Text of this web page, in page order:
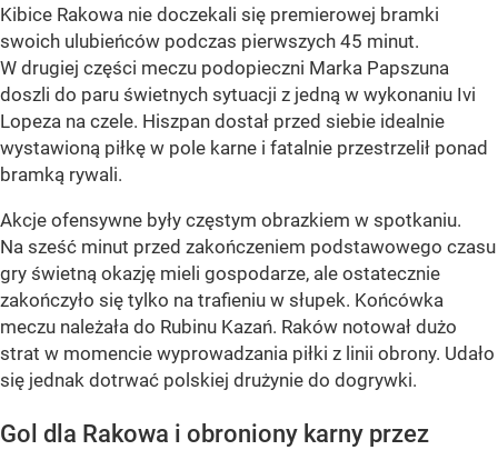
Kibice Rakowa nie doczekali się premierowej bramki
swoich ulubieńców podczas pierwszych 45 minut.
W drugiej części meczu podopieczni Marka Papszuna
doszli do paru świetnych sytuacji z jedną w wykonaniu Ivi
Lopeza na czele. Hiszpan dostał przed siebie idealnie
wystawioną piłkę w pole karne i fatalnie przestrzelił ponad
bramką rywali.
Akcje ofensywne były częstym obrazkiem w spotkaniu.
Na sześć minut przed zakończeniem podstawowego czasu
gry świetną okazję mieli gospodarze, ale ostatecznie
zakończyło się tylko na trafieniu w słupek. Końcówka
meczu należała do Rubinu Kazań. Raków notował dużo
strat w momencie wyprowadzania piłki z linii obrony. Udało
się jednak dotrwać polskiej drużynie do dogrywki.
Gol dla Rakowa i obroniony karny przez